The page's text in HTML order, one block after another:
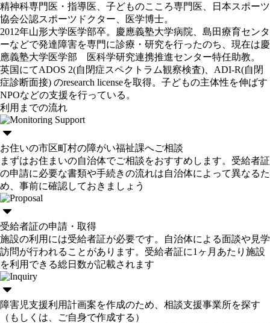
精神科専門医・指導医、子どものこころ専門医、日本スポーツ
協会公認スポーツドクター、医学博士。
2012年山形大学医学部卒。慶應義塾大学病院、島田療育センタ
ーなどで発達障害を専門に診療・研究を行ったのち、現在は慶
應義塾大学医学部 医科学研究連携推進センター特任助教。
英国にてADOS 2(自閉症スペクトラム観察検査)、ADI-R(自閉
症診断面接) のresearch licenseを取得。子どもの主体性を伸ばす
NPOなどの支援を行っている。
利用までの流れ
お住いの市区町村の障がい福祉課へご相談
まずはお住まいの自治体でご相談をおすすめします。受給者証
の申請に必要な書類や手続きの流れは自治体によって異なるた
め、事前に確認しておきましょう
受給者証の申請・取得
施設の利用には受給者証が必要です。自治体による面談や見学
訪問が行われることがあります。受給者証に1ヶ月あたり施設
を利用できる総日数が記載されます
障害児支援利用計画案を作成のため、相談支援事業所を探す
（もしくは、ご自身で作成する）